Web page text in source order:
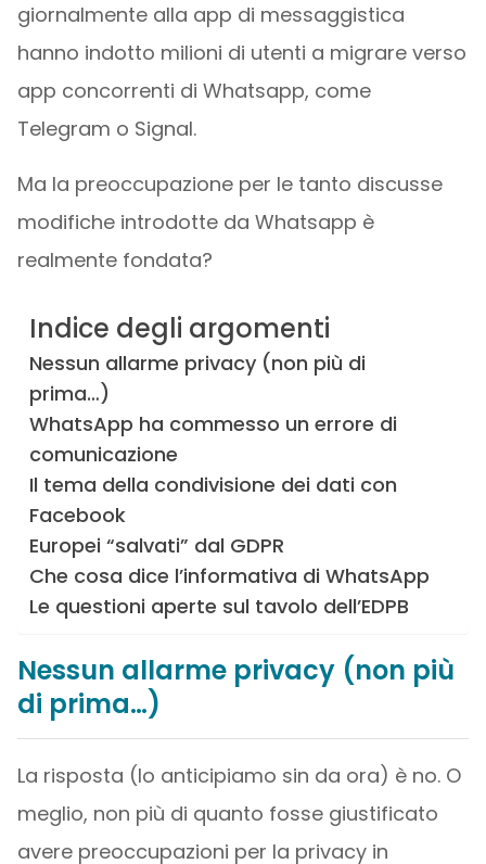
giornalmente alla app di messaggistica
hanno indotto milioni di utenti a migrare verso
app concorrenti di Whatsapp, come
Telegram o Signal.
Ma la preoccupazione per le tanto discusse
modifiche introdotte da Whatsapp è
realmente fondata?
Indice degli argomenti
Nessun allarme privacy (non più di
prima…)
WhatsApp ha commesso un errore di
comunicazione
Il tema della condivisione dei dati con
Facebook
Europei “salvati” dal GDPR
Che cosa dice l’informativa di WhatsApp
Le questioni aperte sul tavolo dell’EDPB
Nessun allarme privacy (non più
di prima…)
La risposta (lo anticipiamo sin da ora) è no. O
meglio, non più di quanto fosse giustificato
avere preoccupazioni per la privacy in